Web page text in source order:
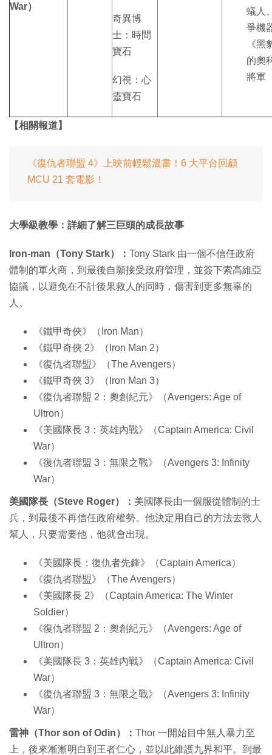
War）
奇異博
士：時間
寶石
幻視：心
靈寶石
蟻人
爭機
《黑
的奧
將軍
【相關報道】
《復仇者聯盟 4》上映前輕鬆溫書！6 大平台回顧
MCU 21 套電影！
大學級教學：詳細了解三巨頭的成長故事
Iron-man（Tony Stark）： Tony Stark 由一個不信任政府
體制的軍火商，到最後自願接受政府管理，並簽下索高維亞
協議，以避免在不計後果救人的同時，傷害到更多無辜的
人。
《鐵甲奇俠》（Iron Man）
《鐵甲奇俠 2》（Iron Man 2）
《復仇者聯盟》（The Avengers）
《鐵甲奇俠 3》（Iron Man 3）
《復仇者聯盟 2：奧創紀元》（Avengers: Age of
Ultron）
《美國隊長 3：英雄內戰》（Captain America: Civil
War）
《復仇者聯盟 3：無限之戰》（Avengers 3: Infinity
War）
美國隊長（Steve Roger）： 美國隊長由一個服從體制的士
兵，到最後不再信任政府權勢。他決定用自己的方法去救人
幫人，只要需要他，他就會出現。
《美國隊長：復仇者先鋒》（Captain America）
《復仇者聯盟》（The Avengers）
《美國隊長 2》（Captain America: The Winter
Soldier）
《復仇者聯盟 2：奧創紀元》（Avengers: Age of
Ultron）
《美國隊長 3：英雄內戰》（Captain America: Civil
War）
《復仇者聯盟 3：無限之戰》（Avengers 3: Infinity
War）
雷神（Thor son of Odin）： Thor 一開始目中無人暴力至
上，後來漸漸明白到王者仁心，並以此維護九界和平。到最